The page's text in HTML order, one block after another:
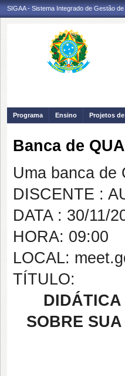
SIGAA - Sistema Integrado de Gestão
Programa Ensino Projetos
Banca de
Uma banca de
DISCENTE :
DATA : 30/11/
HORA: 09:00
LOCAL:
TÍTULO:
DIDÁTICA
SOBRE